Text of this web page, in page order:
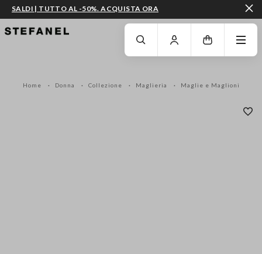
VAI AL CONTENUTO PRINCIPALE SCENDI AL FONDO DELLA PAGINA
SALDI | TUTTO AL -50%. ACQUISTA ORA
Home Donna Collezione Maglieria Maglie e Maglioni